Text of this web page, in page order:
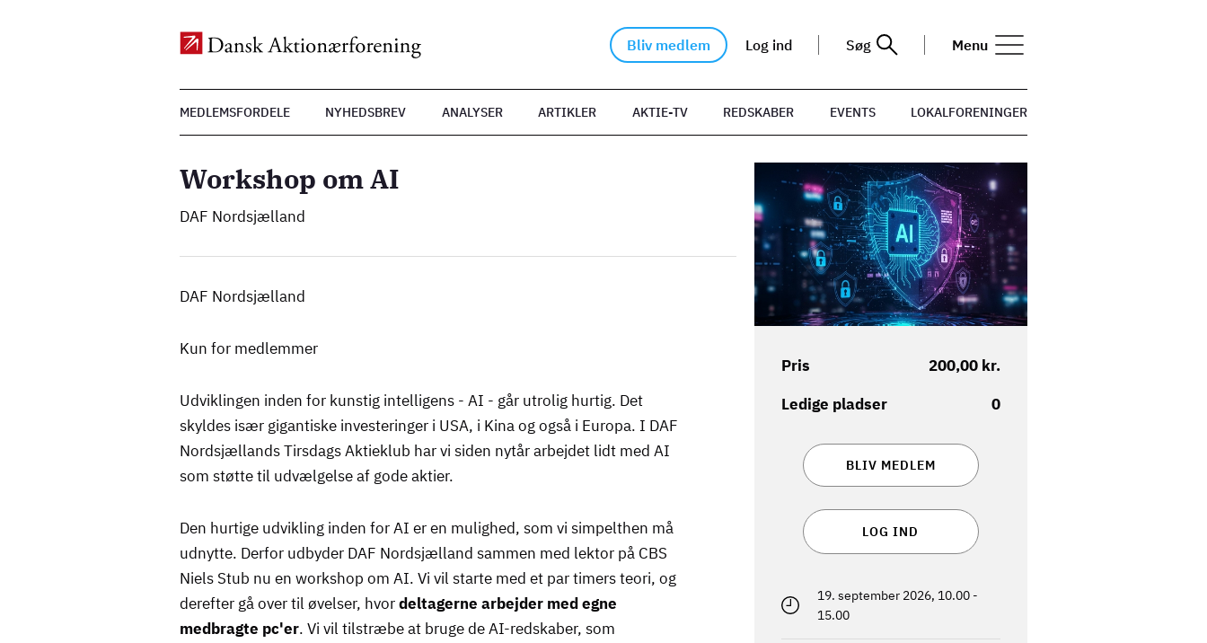
Bliv medlem Log ind Søg Menu
MEDLEMSFORDELE NYHEDSBREV ANALYSER ARTIKLER AKTIE-TV REDSKABER EVENTS LOKALFORENINGER
Workshop om AI
DAF Nordsjælland
DAF Nordsjælland
Kun for medlemmer
Udviklingen inden for kunstig intelligens - AI - går utrolig hurtig. Det
skyldes især gigantiske investeringer i USA, i Kina og også i Europa. I DAF
Nordsjællands Tirsdags Aktieklub har vi siden nytår arbejdet lidt med AI
som støtte til udvælgelse af gode aktier.
Den hurtige udvikling inden for AI er en mulighed, som vi simpelthen må
udnytte. Derfor udbyder DAF Nordsjælland sammen med lektor på CBS
Niels Stub nu en workshop om AI. Vi vil starte med et par timers teori, og
derefter gå over til øvelser, hvordeltagerne arbejder med egne
medbragte pc'er. Vi vil tilstræbe at bruge de AI-redskaber, som
Billede
Pris
200,00 kr.
Ledige pladser
0
BLIV MEDLEM
LOG IND
19. september 2026, 10.00-
15.00